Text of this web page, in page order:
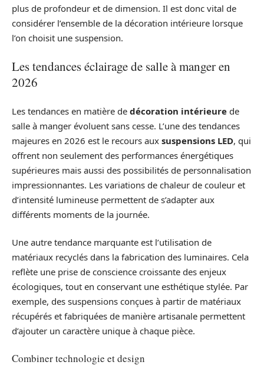
plus de profondeur et de dimension. Il est donc vital de
considérer l’ensemble de la décoration intérieure lorsque
l’on choisit une suspension.
Les tendances éclairage de salle à manger en
2026
Les tendances en matière de décoration intérieure de
salle à manger évoluent sans cesse. L’une des tendances
majeures en 2026 est le recours aux suspensions LED, qui
offrent non seulement des performances énergétiques
supérieures mais aussi des possibilités de personnalisation
impressionnantes. Les variations de chaleur de couleur et
d’intensité lumineuse permettent de s’adapter aux
différents moments de la journée.
Une autre tendance marquante est l’utilisation de
matériaux recyclés dans la fabrication des luminaires. Cela
reflète une prise de conscience croissante des enjeux
écologiques, tout en conservant une esthétique stylée. Par
exemple, des suspensions conçues à partir de matériaux
récupérés et fabriquées de manière artisanale permettent
d’ajouter un caractère unique à chaque pièce.
Combiner technologie et design